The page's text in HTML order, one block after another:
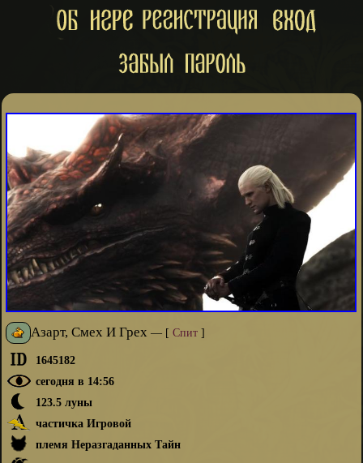
Азарт, Смех И Грех — [ Спит]
1645182
сегодня в 14:56
123.5 луны
частичка Игровой
племя Неразгаданных Тайн